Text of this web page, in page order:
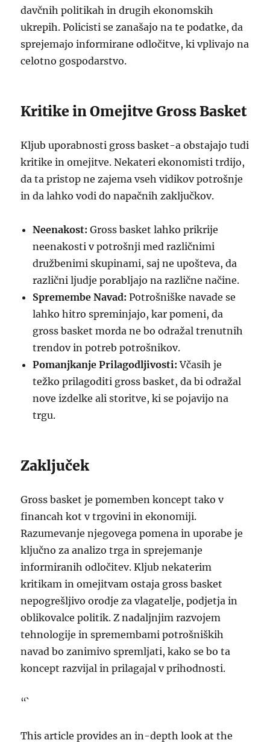
davčnih politikah in drugih ekonomskih
ukrepih. Policisti se zanašajo na te podatke, da
sprejemajo informirane odločitve, ki vplivajo na
celotno gospodarstvo.
Kritike in Omejitve Gross Basket
Kljub uporabnosti gross basket-a obstajajo tudi
kritike in omejitve. Nekateri ekonomisti trdijo,
da ta pristop ne zajema vseh vidikov potrošnje
in da lahko vodi do napačnih zaključkov.
Neenakost: Gross basket lahko prikrije
neenakosti v potrošnji med različnimi
družbenimi skupinami, saj ne upošteva, da
različni ljudje porabljajo na različne načine.
Spremembe Navad: Potrošniške navade se
lahko hitro spreminjajo, kar pomeni, da
gross basket morda ne bo odražal trenutnih
trendov in potreb potrošnikov.
Pomanjkanje Prilagodljivosti: Včasih je
težko prilagoditi gross basket, da bi odražal
nove izdelke ali storitve, ki se pojavijo na
trgu.
Zaključek
Gross basket je pomemben koncept tako v
financah kot v trgovini in ekonomiji.
Razumevanje njegovega pomena in uporabe je
ključno za analizo trga in sprejemanje
informiranih odločitev. Kljub nekaterim
kritikam in omejitvam ostaja gross basket
nepogrešljivo orodje za vlagatelje, podjetja in
oblikovalce politik. Z nadaljnjim razvojem
tehnologije in spremembami potrošniških
navad bo zanimivo spremljati, kako se bo ta
koncept razvijal in prilagajal v prihodnosti.
“`
This article provides an in-depth look at the